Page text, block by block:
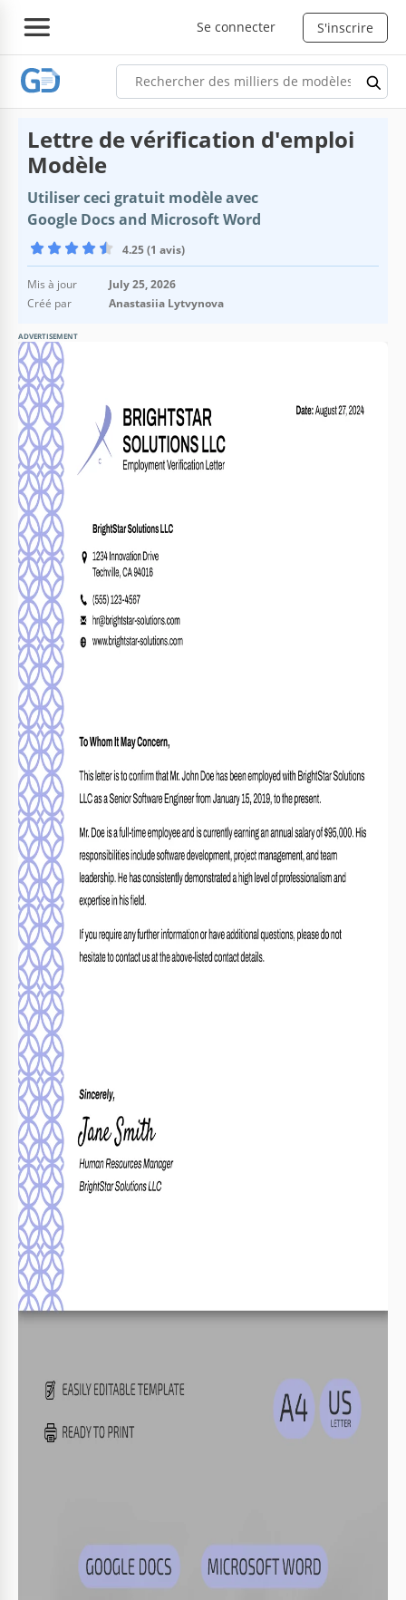
Se connecter S'inscrire
Lettre de vérification d'emploi
Modèle
Utiliser ceci gratuit modèle avec
Google Docs and Microsoft Word
4.25 (1 avis)
Mis à jour
July 25, 2026
Créé par
Anastasiia Lytvynova
ADVERTISEMENT